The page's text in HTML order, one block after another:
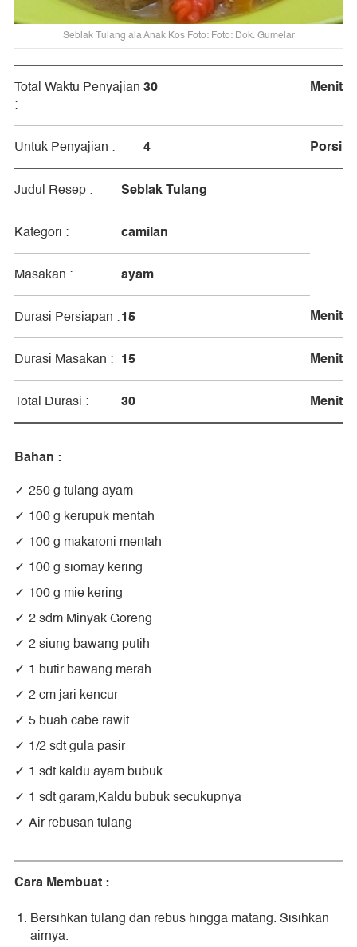
Seblak Tulang ala Anak Kos Foto: Foto: Dok. Gumelar
Total Waktu Penyajian
:
30 Menit
Untuk Penyajian : 4 Porsi
Judul Resep : Seblak Tulang
Kategori : camilan
Masakan : ayam
Durasi Persiapan :15 Menit
Durasi Masakan : 15 Menit
Total Durasi : 30 Menit
Bahan :
250 g tulang ayam
100 g kerupuk mentah
100 g makaroni mentah
100 g siomay kering
100 g mie kering
2 sdm Minyak Goreng
2 siung bawang putih
1 butir bawang merah
2 cm jari kencur
5 buah cabe rawit
1/2 sdt gula pasir
1 sdt kaldu ayam bubuk
1 sdt garam,Kaldu bubuk secukupnya
Air rebusan tulang
Cara Membuat :
Bersihkan tulang dan rebus hingga matang. Sisihkan
airnya.